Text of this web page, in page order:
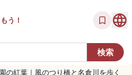
う！
の紅葉｜風のつり橋と名倉川を歩く